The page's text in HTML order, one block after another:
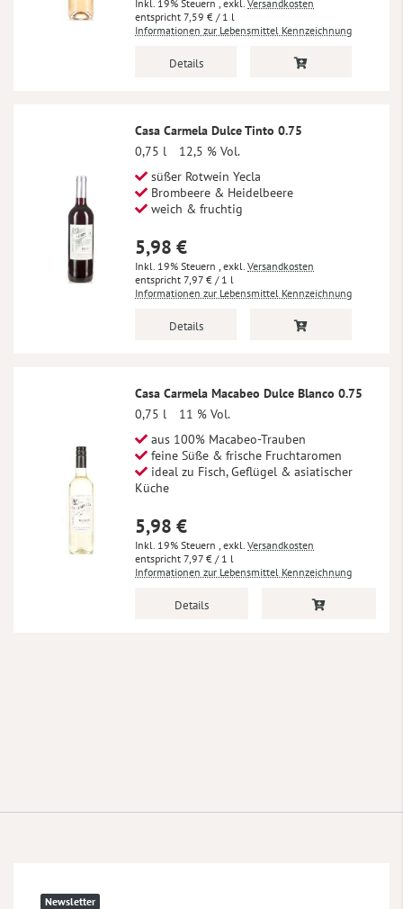
Inkl. 19% Steuern , exkl. Versandkosten
7,59 € / 1 l
Informationen zur Lebensmittel Kennzeichnung
Details
Casa Carmela Dulce Tinto 0.75
0,75 l
12,5 % Vol.
süßer Rotwein Yecla
Brombeere & Heidelbeere
weich & fruchtig
5,98 €
Inkl. 19% Steuern , exkl. Versandkosten
7,97 € / 1 l
Informationen zur Lebensmittel Kennzeichnung
Details
Casa Carmela Macabeo Dulce Blanco 0.75
0,75 l
11 % Vol.
aus 100% Macabeo-Trauben
feine Süße & frische Fruchtaromen
ideal zu Fisch, Geflügel & asiatischer
Küche
5,98 €
Inkl. 19% Steuern , exkl. Versandkosten
7,97 € / 1 l
Informationen zur Lebensmittel Kennzeichnung
Details
Newsletter